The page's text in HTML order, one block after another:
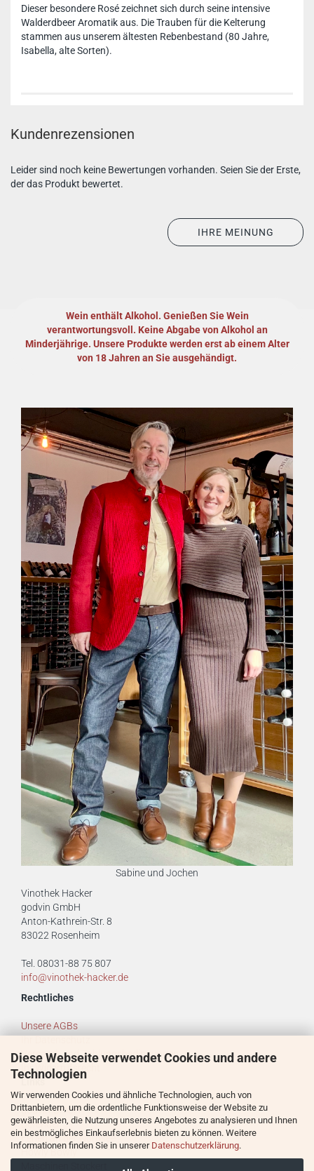
Diese Webseite verwendet Cookies und andere
Technologien
Wir verwenden Cookies und ähnliche Technologien, auch von
Drittanbietern, um die ordentliche Funktionsweise der Website zu
gewährleisten, die Nutzung unseres Angebotes zu analysieren und Ihnen
ein bestmögliches Einkaufserlebnis bieten zu können. Weitere
Informationen finden Sie in unserer Datenschutzerklärung.
Dieser besondere Rosé zeichnet sich durch seine intensive
Walderdbeer Aromatik aus. Die Trauben für die Kelterung
stammen aus unserem ältesten Rebenbestand (80 Jahre,
Isabella, alte Sorten).
Kundenrezensionen
Leider sind noch keine Bewertungen vorhanden. Seien Sie der Erste,
der das Produkt bewertet.
IHRE MEINUNG
Wein enthält Alkohol. Genießen Sie Wein
verantwortungsvoll. Keine Abgabe von Alkohol an
Minderjährige. Unsere Produkte werden erst ab einem Alter
von 18 Jahren an Sie ausgehändigt.
Sabine und Jochen
Vinothek Hacker
godvin GmbH
Anton-Kathrein-Str. 8
83022 Rosenheim
Tel. 08031-88 75 807
info@vinothek-hacker.de
Rechtliches
Unsere AGBs
Versand- und Zahlungsbedingungen
Ihr Widerrufsrecht
Links
godvin GmbH
Defender
Ferien an der Nordsee
Howly Bowly